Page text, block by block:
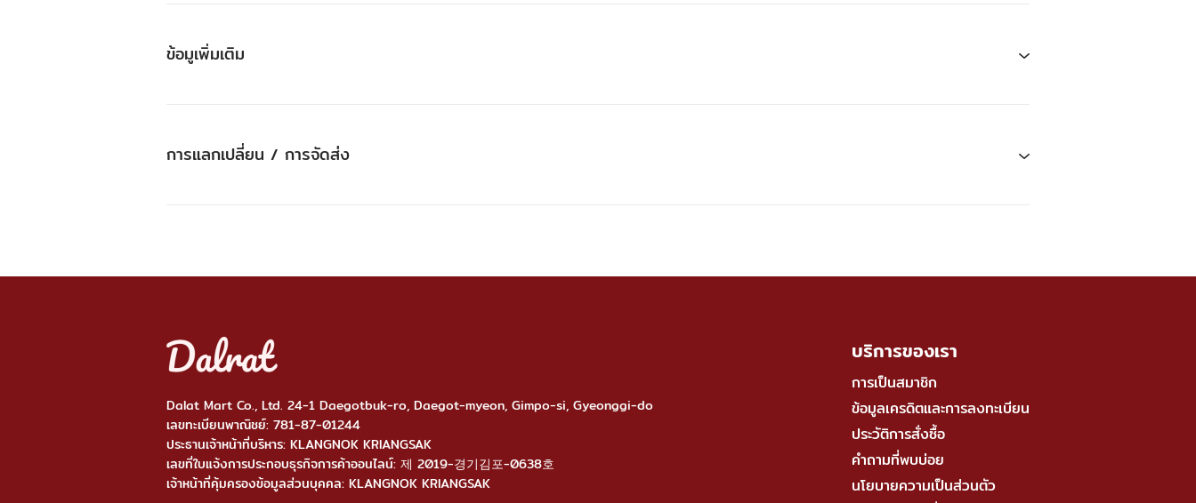
ข้อมูเพิ่มเติม
การแลกเปลี่ยน / การจัดส่ง
Dalat Mart Co., Ltd. 24-1 Daegotbuk-ro, Daegot-myeon, Gimpo-si, Gyeonggi-do
เลขทะเบียนพาณิชย์: 781-87-01244
ประธานเจ้าหน้าที่บริหาร: KLANGNOK KRIANGSAK
เลขที่ใบแจ้งการประกอบธุรกิจการค้าออนไลน์: 제 2019-경기김포-0638호
เจ้าหน้าที่คุ้มครองข้อมูลส่วนบุคคล: KLANGNOK KRIANGSAK
บริการของเรา
การเป็นสมาชิก
ข้อมูลเครดิตและการลงทะเบียน
ประวัติการสั่งซื้อ
คำถามที่พบบ่อย
นโยบายความเป็นส่วนตัว